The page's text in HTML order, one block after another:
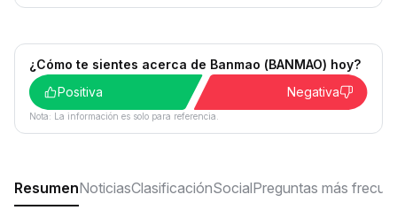
¿Cómo te sientes acerca de Banmao (BANMAO) hoy?
Positiva
Negativa
Nota: La información es solo para referencia.
ResumenNoticiasClasificaciónSocialPreguntas más